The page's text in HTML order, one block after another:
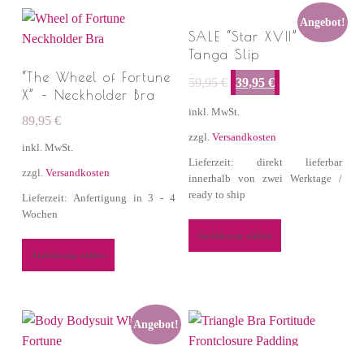
“The Wheel of Fortune
X” – Neckholder Bra
89,95 €
inkl. MwSt.
zzgl. Versandkosten
Lieferzeit: Anfertigung in 3 - 4
Wochen
Ausführung wählen
Angebot!
SALE “Star XVII” –
Tanga Slip
59,95€
Ursprünglicher Preis war: 59,95 €
39,95 €
Aktueller Preis ist: 39,95 €.
inkl. MwSt.
zzgl. Versandkosten
Lieferzeit: direkt lieferbar
innerhalb von zwei Werktage /
ready to ship
Ausführung wählen
Angebot!